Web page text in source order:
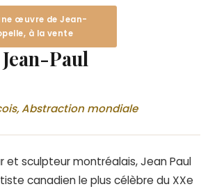
œuvre de Jean-
à la vente
Paul
Abstraction mondiale
et sculpteur montréalais, Jean Paul
canadien le plus célèbre du XXe